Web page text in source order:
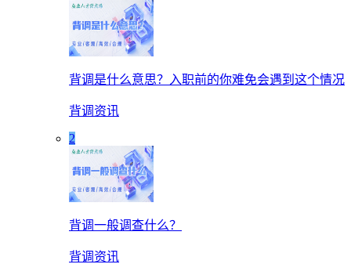
背调是什么意思？入职前的你难免会遇到这个情况
背调资讯
2
背调一般调查什么？
背调资讯